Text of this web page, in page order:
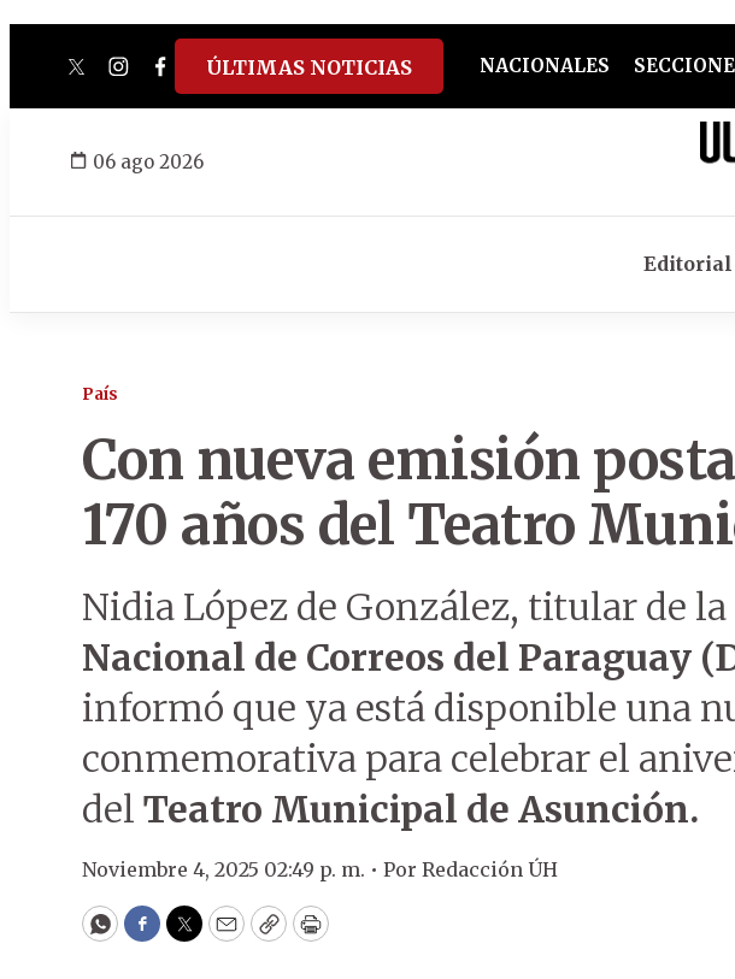
twitterinstagram
facebook
tiktokyoutube
spotify
ÚLTIMAS NOTICIAS NACIONALES
06 ago 2026
Editorial
País
Con nueva emisión
170 años del Teatro
Nidia López de González, titular de la
Nacional de Correos del Paraguay
informó que ya está disponible una
conmemorativa para celebrar el
del Teatro Municipal de Asunción.
Noviembre 4, 2025 02:49 p. m. • Por Redacción ÚH
WhatsApp
Facebook
Twitter
EmailCopyPrint